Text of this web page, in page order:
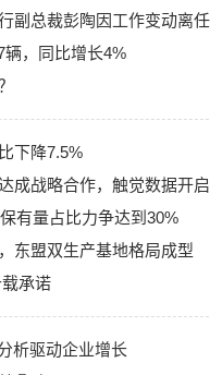
副总裁彭陶因工作变动离任
辆，同比增长4%
下降7.5%
成战略合作，触觉数据开
有量占比力争达到30%
东盟双生产基地格局成型
承诺
析驱动企业增长